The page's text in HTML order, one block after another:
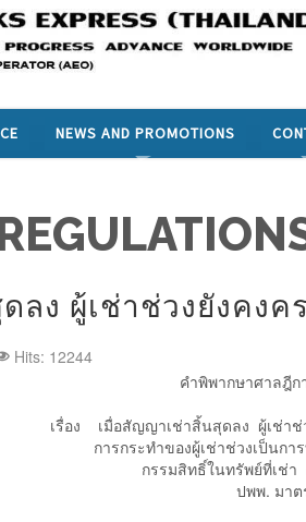
NEWS AND PROMOTIONS
ลง ผู้เช่าช่วงยังคงค
Hits: 12244
คำพิพากษาศาล
เมื่อสัญญาเช่าสิ้นสุดลง ผู้เช่า
การกระทำของผู้เช่าช่วงเป็นกา
กรรมสิทธิ์ในทรัพย์ที่เช่า
ปพพ. มาต